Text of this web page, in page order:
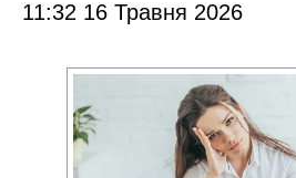
11:32 16 Травня 2026